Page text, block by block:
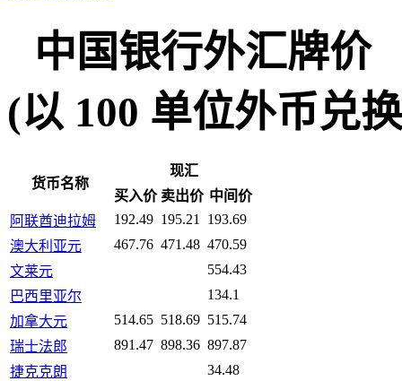
中国银行外汇牌价
(以 100 单位外币兑
货币名称
现汇
买入价 卖出价 中间价
阿联酋迪拉姆
192.49 195.21
193.69
澳大利亚元
467.76 471.48 470.59
文莱元
554.43
巴西里亚尔
134.1
加拿大元
514.65 518.69 515.74
瑞士法郎
891.47 898.36 897.87
捷克克朗
34.48